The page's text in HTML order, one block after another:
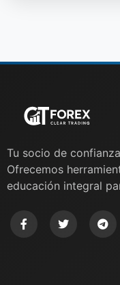
Tu socio de
Ofrecemos
educación integral